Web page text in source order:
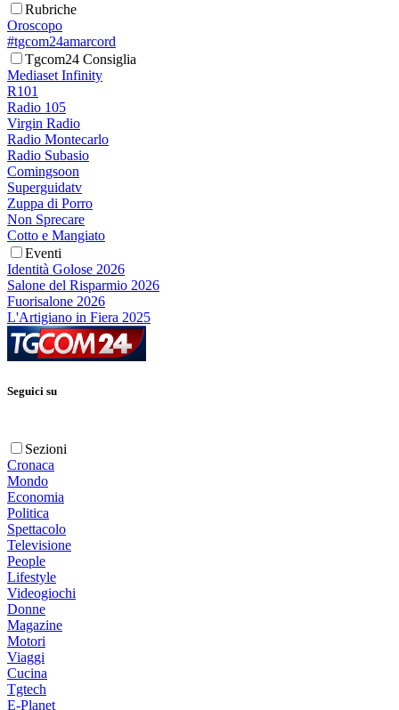
Rubriche
Oroscopo
#tgcom24amarcord
Tgcom24 Consiglia
Mediaset Infinity
R101
Radio 105
Virgin Radio
Radio Montecarlo
Radio Subasio
Comingsoon
Superguidatv
Zuppa di Porro
Non Sprecare
Cotto e Mangiato
Eventi
Identità Golose 2026
Salone del Risparmio 2026
Fuorisalone 2026
L'Artigiano in Fiera 2025
Seguici su
Sezioni
Cronaca
Mondo
Economia
Politica
Spettacolo
Televisione
People
Lifestyle
Videogiochi
Donne
Magazine
Motori
Viaggi
Cucina
Tgtech
E-Planet